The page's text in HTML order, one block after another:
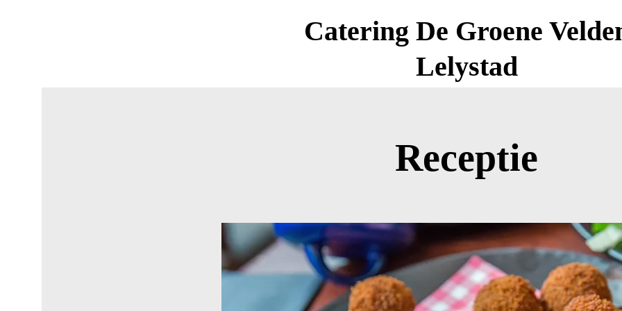
Catering De Groene
Lelystad
Receptie